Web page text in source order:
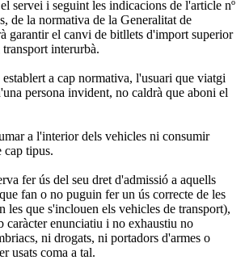
servei i seguint les indicacions de l'article nº
de la normativa de la Generalitat de
garantir el canvi de bitllets d'import superior
interurbà.
a cap normativa, l'usuari que viatgi
persona invident, no caldrà que aboni el
a l'interior dels vehicles ni consumir
cap tipus.
fer ús del seu dret d'admissió a aquells
fan o no puguin fer un ús correcte de les
les que s'inclouen els vehicles de transport),
caràcter enunciatiu i no exhaustiu no
ni drogats, ni portadors d'armes o
usats coma a tal.